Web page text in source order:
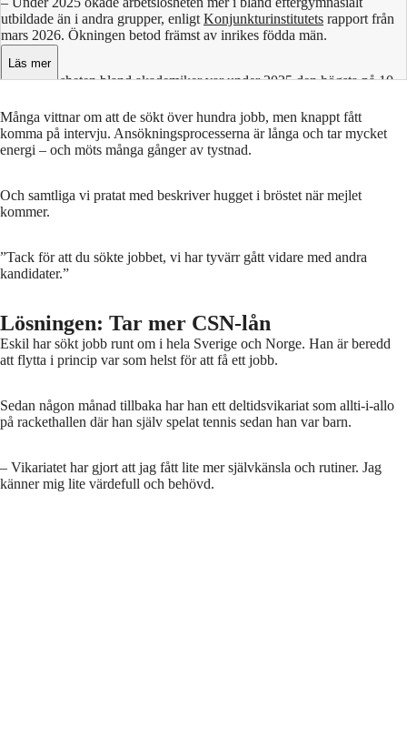
utbildade än i andra grupper, enligtKonjunkturinstitutets rapport från
mars 2026. Ökningen betod främst av inrikes födda män.
– Arbetslösheten bland akademiker var under 2025 den högsta på 10
akademiker, enligt enrapport från Akademikernas a-kassa från april
2026.
två år, enligt en en rapport som Saco släppte i höstas.
en eftergymnasial utbildning.
samtliga inskrivna på Arbetsförmedlingen till 4,7 procent.
Läs mer
Många vittnar om att de sökt över hundra jobb, men knappt fått
komma på intervju. Ansökningsprocesserna är långa och tar mycket
energi – och möts många gånger av tystnad.
Och samtliga vi pratat med beskriver hugget i bröstet när mejlet
kommer.
”Tack för att du sökte jobbet, vi har tyvärr gått vidare med andra
kandidater.”
Lösningen: Tar mer CSN-lån
Eskil har sökt jobb runt om i hela Sverige och Norge. Han är beredd
att flytta i princip var som helst för att få ett jobb.
Sedan någon månad tillbaka har han ett deltidsvikariat som allti-i-allo
på rackethallen där han själv spelat tennis sedan han var barn.
– Vikariatet har gjort att jag fått lite mer självkänsla och rutiner. Jag
känner mig lite värdefull och behövd.